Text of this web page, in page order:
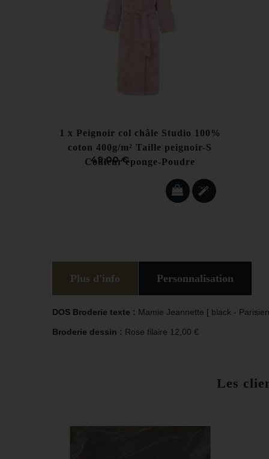
1 x Peignoir col châle Studio 100%
coton 400g/m² Taille peignoir-S
Couleur éponge-Poudre
49,00 €
Plus d'info Personnalisation
DOS Broderie texte : Mamie Jeannette [ black -
Broderie dessin : Rose filaire 12,00 €
Les